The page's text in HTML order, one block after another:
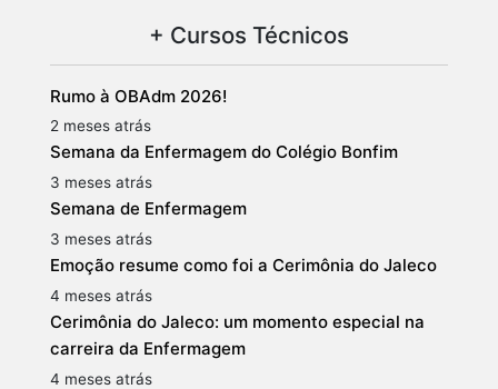
+ Cursos Técnicos
Rumo à OBAdm 2026!
2 meses atrás
Semana da Enfermagem do Colégio Bonfim
3 meses atrás
Semana de Enfermagem
3 meses atrás
Emoção resume como foi a Cerimônia do Jaleco
4 meses atrás
Cerimônia do Jaleco: um momento especial na
carreira da Enfermagem
4 meses atrás